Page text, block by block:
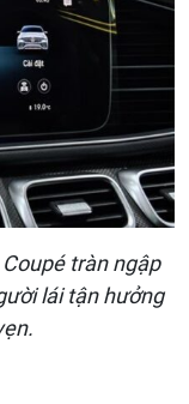
tràn ngập
lái tận hưởng